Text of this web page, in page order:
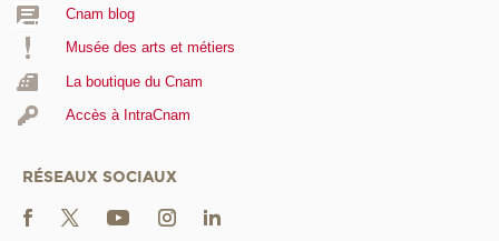
Cnam blog
Musée des arts et métiers
La boutique du Cnam
Accès à IntraCnam
RÉSEAUX SOCIAUX